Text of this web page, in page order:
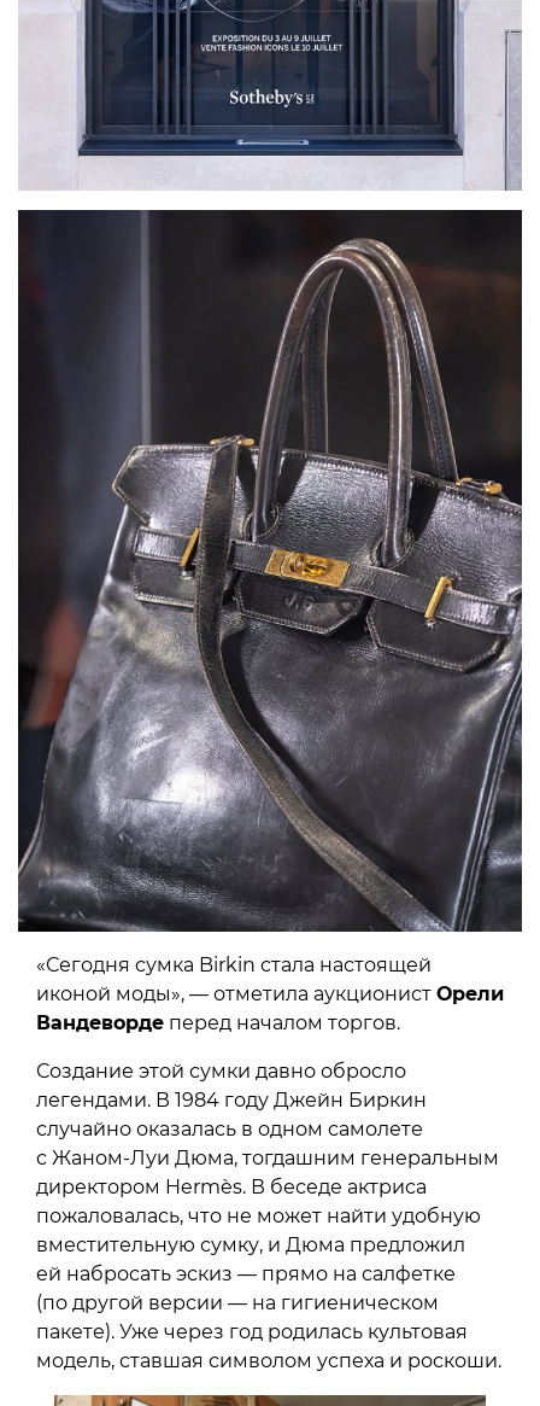
«Сегодня сумка Birkin стала настоящей
иконой моды», — отметила аукционист Орели
Вандеворде перед началом торгов.
Создание этой сумки давно обросло
легендами. В 1984 году Джейн Биркин
случайно оказалась в одном самолете
с Жаном-Луи Дюма, тогдашним генеральным
директором Hermès. В беседе актриса
пожаловалась, что не может найти удобную
вместительную сумку, и Дюма предложил
ей набросать эскиз — прямо на салфетке
(по другой версии — на гигиеническом
пакете). Уже через год родилась культовая
модель, ставшая символом успеха и роскоши.